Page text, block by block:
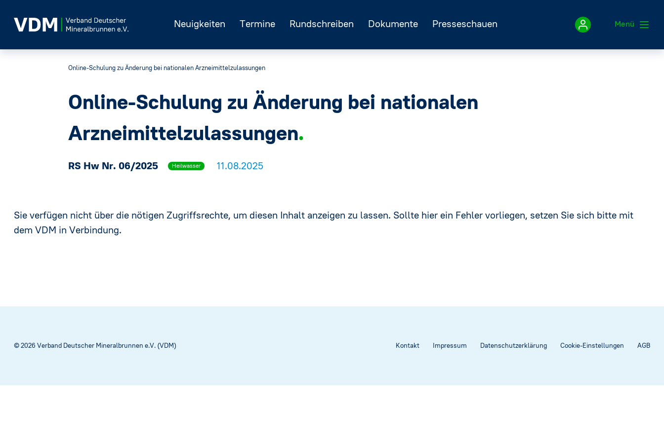
Neuigkeiten Termine Rundschreiben Dokumente Presseschauen Menü
Online-Schulung zu Änderung bei nationalen Arzneimittelzulassungen
Online-Schulung zu Änderung bei nationalen
Arzneimittelzulassungen
RS Hw Nr. 06/2025 Heilwasser 11.08.2025
Sie verfügen nicht über die nötigen Zugriffsrechte, um diesen Inhalt anzeigen zu lassen. Sollte hier ein Fehler vorliegen, setzen Sie sich bitte mit
dem VDM in Verbindung.
© 2026 Verband Deutscher Mineralbrunnen e.V. (VDM) Kontakt Impressum Datenschutzerklärung Cookie-Einstellungen AGB